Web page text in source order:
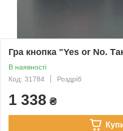
Гра кнопка "Yes or No.
В наявності
Код: 31784
Роздріб
1 338 ₴